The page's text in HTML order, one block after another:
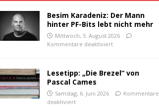
Besim Karadeniz: Der Mann
hinter PF-Bits lebt nicht mehr
Mittwoch, 5. August 2026
Kommentare deaktiviert
Lesetipp: „Die Brezel“ von
Pascal Cames
Samstag, 6. Juni 2026
Kommentare
deaktiviert